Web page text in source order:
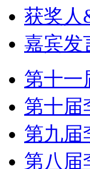
获奖人
嘉宾发
第十一
第十届
第九届
第八届